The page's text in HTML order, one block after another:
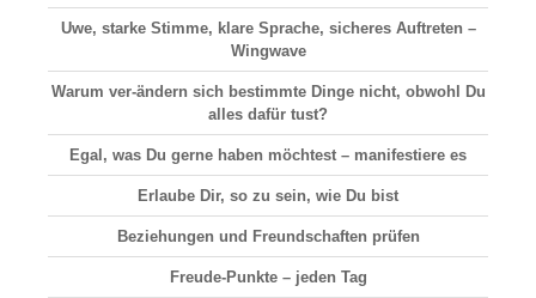
Uwe, starke Stimme, klare Sprache, sicheres Auftreten –
Wingwave
Warum ver-ändern sich bestimmte Dinge nicht, obwohl Du
alles dafür tust?
Egal, was Du gerne haben möchtest – manifestiere es
Erlaube Dir, so zu sein, wie Du bist
Beziehungen und Freundschaften prüfen
Freude-Punkte – jeden Tag